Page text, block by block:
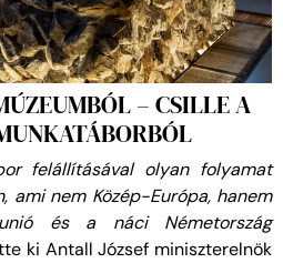
– CSILLE A
felállításával olyan folyamat
ami nem Közép-Európa, hanem
és a náci Németország
ki Antall József miniszterelnök